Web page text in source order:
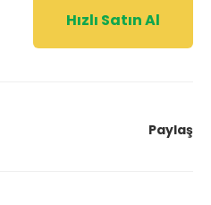
Hızlı Satın Al
Paylaş